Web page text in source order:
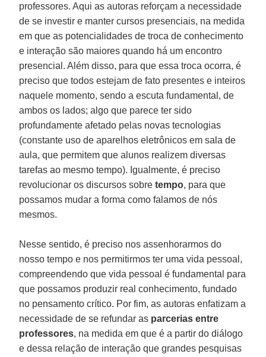
professores. Aqui as autoras reforçam a necessidade
de se investir e manter cursos presenciais, na medida
em que as potencialidades de troca de conhecimento
e interação são maiores quando há um encontro
presencial. Além disso, para que essa troca ocorra, é
preciso que todos estejam de fato presentes e inteiros
naquele momento, sendo a escuta fundamental, de
ambos os lados; algo que parece ter sido
profundamente afetado pelas novas tecnologias
(constante uso de aparelhos eletrônicos em sala de
aula, que permitem que alunos realizem diversas
tarefas ao mesmo tempo). Igualmente, é preciso
revolucionar os discursos sobretempo, para que
possamos mudar a forma como falamos de nós
mesmos.
Nesse sentido, é preciso nos assenhorarmos do
nosso tempo e nos permitirmos ter uma vida pessoal,
compreendendo que vida pessoal é fundamental para
que possamos produzir real conhecimento, fundado
no pensamento crítico. Por fim, as autoras enfatizam a
necessidade de se refundar as parcerias entre
professores, na medida em que é a partir do diálogo
e dessa relação de interação que grandes pesquisas